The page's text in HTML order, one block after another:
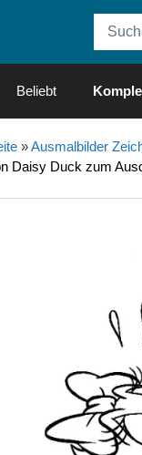
Beliebt
»Ausmalbilder
Daisy Duck zum